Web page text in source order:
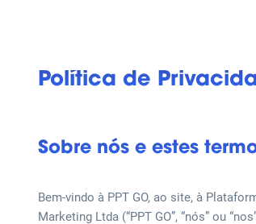
Política de
Sobre nós e estes
Bem-vindo à PPT GO, ao site, à
Marketing Ltda (“PPT GO”, “nós” ou